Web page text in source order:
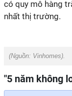
có quy mô hàng
nhất thị trường.
(Nguồn: Vinhomes).
"5 năm không